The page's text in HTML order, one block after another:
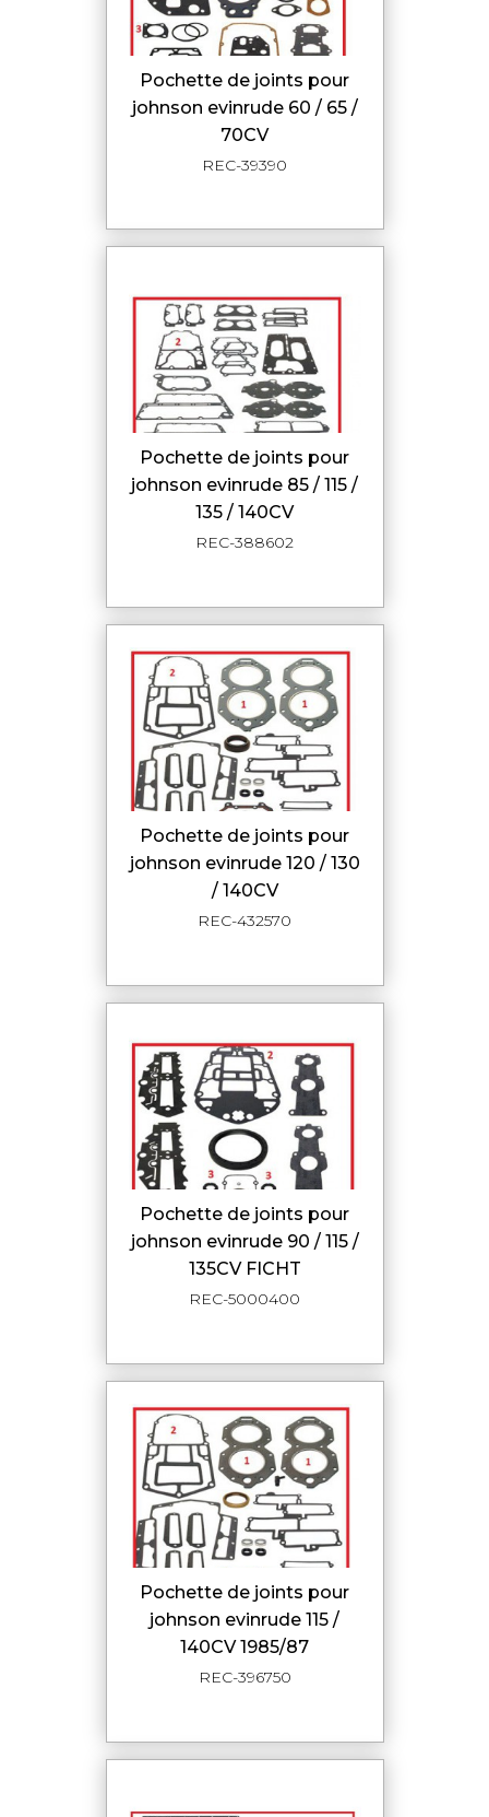
pochette de joints pour
johnson evinrude 60 / 65 /
70CV
REC-39390
pochette de joints pour
johnson evinrude 85 / 115 /
135 / 140CV
REC-388602
pochette de joints pour
johnson evinrude 120 / 130
/ 140CV
REC-432570
pochette de joints pour
johnson evinrude 90 / 115 /
135CV FICHT
REC-5000400
pochette de joints pour
johnson evinrude 115 /
140CV 1985/87
REC-396750